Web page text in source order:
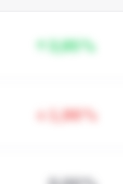
3,95%
1,96%